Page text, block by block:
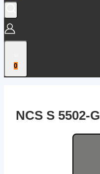
0
NCS S 5502‑G